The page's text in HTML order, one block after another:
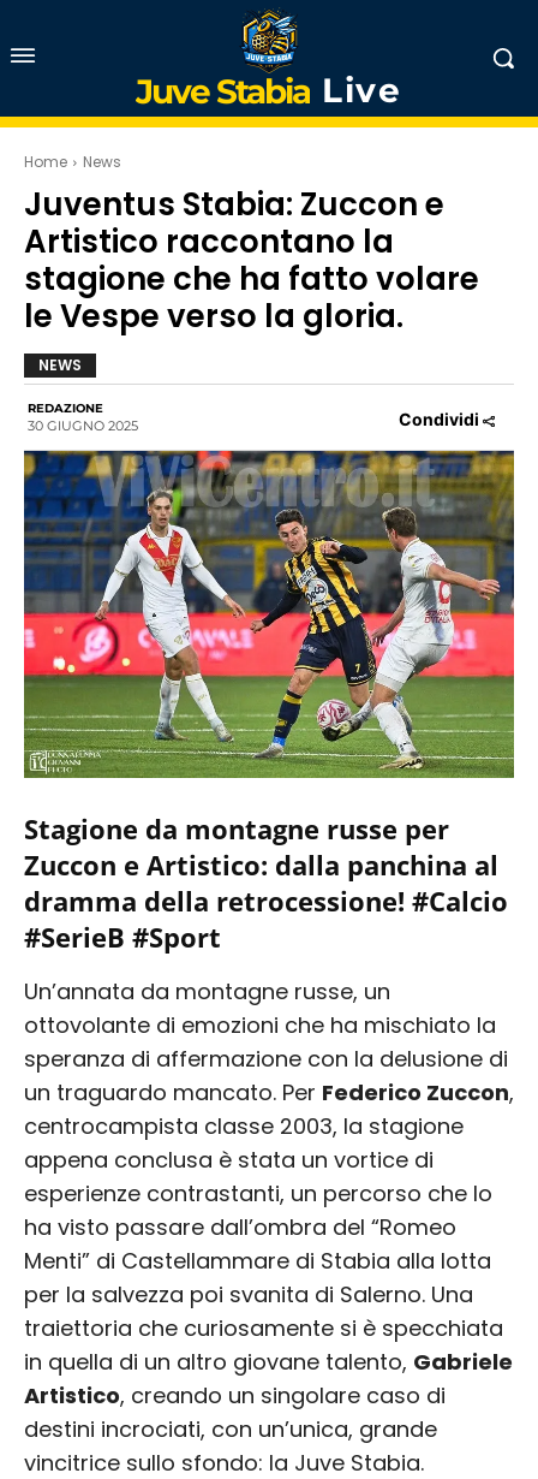
Juve Stabia Live
Home News
Juventus Stabia: Zuccon e
Artistico raccontano la
stagione che ha fatto volare
le Vespe verso la gloria.
NEWS
REDAZIONE
30 GIUGNO 2025 Condividi
Stagione da montagne russe per
Zuccon e Artistico: dalla panchina al
dramma della retrocessione! #Calcio
#SerieB #Sport
Un’annata da montagne russe, un
ottovolante di emozioni che ha mischiato la
speranza di affermazione con la delusione di
un traguardo mancato. Per Federico Zuccon,
centrocampista classe 2003, la stagione
appena conclusa è stata un vortice di
esperienze contrastanti, un percorso che lo
ha visto passare dall’ombra del “Romeo
Menti” di Castellammare di Stabia alla lotta
per la salvezza poi svanita di Salerno. Una
traiettoria che curiosamente si è specchiata
in quella di un altro giovane talento, Gabriele
Artistico, creando un singolare caso di
destini incrociati, con un’unica, grande
vincitrice sullo sfondo: la Juve Stabia.